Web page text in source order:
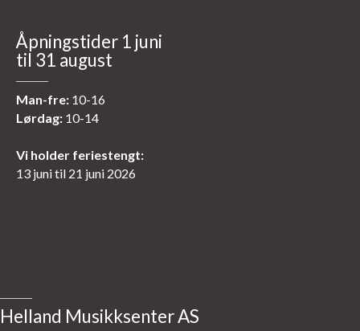
Åpningstider 1 juni
til 31 august
Man-fre: 10-16
Lørdag: 10-14
Vi holder feriestengt:
13 juni til 21 juni 2026
Helland Musikksenter AS